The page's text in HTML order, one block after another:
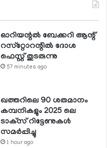
ഓറിയന്റല്‍ ബേക്കറി ആന്റ്
റസ്‌റ്റോറന്റില്‍ ദോശ
ഫെസ്റ്റ് തുടരുന്നു
57 minutes ago
ഖത്തറിലെ 90 ശതമാനം
കമ്പനികളും 2025 ലെ
ടാക്‌സ് റിട്ടേണുകള്‍
സമര്‍പ്പിച്ചു
1 hour ago